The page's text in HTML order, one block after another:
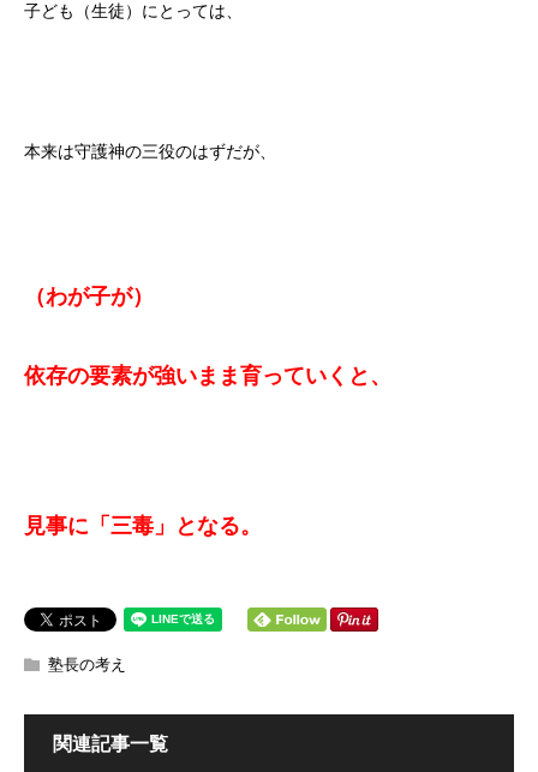
子ども（生徒）にとっては、
本来は守護神の三役のはずだが、
（わが子が）
依存の要素が強いまま育っていくと、
見事に「三毒」となる。
塾長の考え
関連記事一覧